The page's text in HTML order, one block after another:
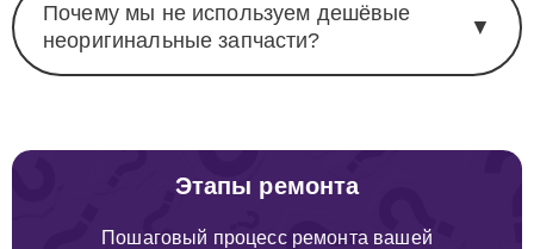
Почему мы не используем дешёвые
неоригинальные запчасти?
▼
Этапы ремонта
Пошаговый процесс ремонта вашей